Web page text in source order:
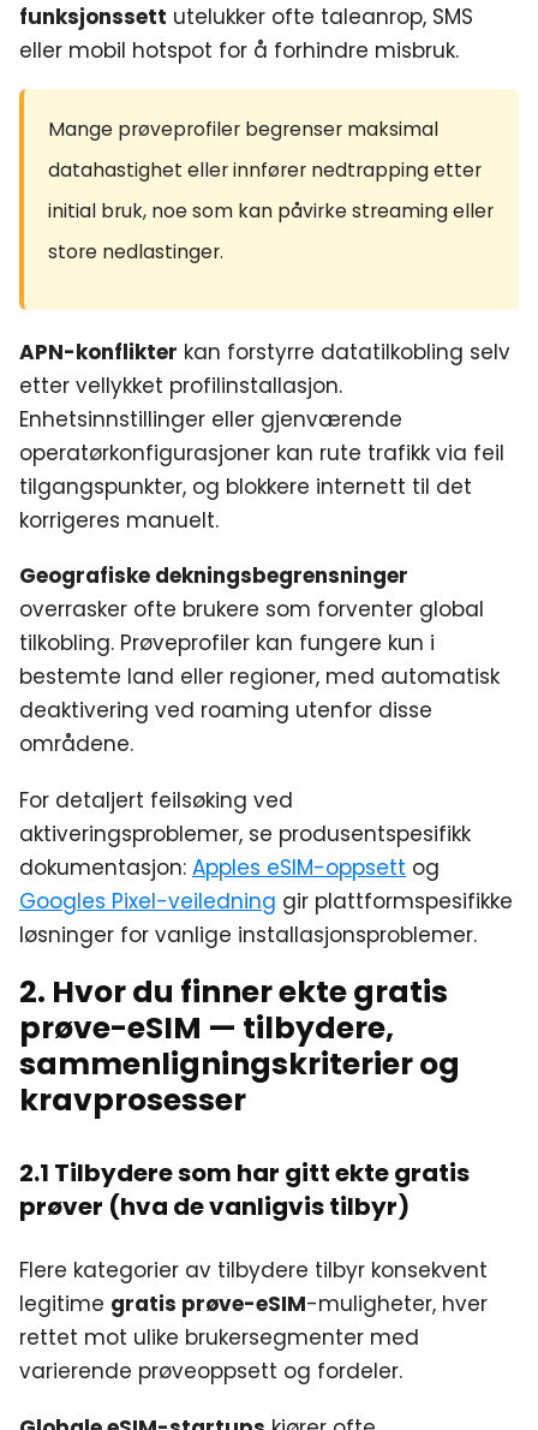
funksjonssett utelukker ofte taleanrop, SMS
eller mobil hotspot for å forhindre misbruk.
Mange prøveprofiler begrenser maksimal
datahastighet eller innfører nedtrapping etter
initial bruk, noe som kan påvirke streaming eller
store nedlastinger.
APN-konflikter kan forstyrre datatilkobling selv
etter vellykket profilinstallasjon.
Enhetsinnstillinger eller gjenværende
operatørkonfigurasjoner kan rute trafikk via feil
tilgangspunkter, og blokkere internett til det
korrigeres manuelt.
Geografiske dekningsbegrensninger
overrasker ofte brukere som forventer global
tilkobling. Prøveprofiler kan fungere kun i
bestemte land eller regioner, med automatisk
deaktivering ved roaming utenfor disse
områdene.
For detaljert feilsøking ved
aktiveringsproblemer, se produsentspesifikk
dokumentasjon: Apples eSIM-oppsett og
Googles Pixel-veiledning gir plattformspesifikke
løsninger for vanlige installasjonsproblemer.
2. Hvor du finner ekte gratis
prøve-eSIM — tilbydere,
sammenligningskriterier og
kravprosesser
2.1 Tilbydere som har gitt ekte gratis
prøver (hva de vanligvis tilbyr)
Flere kategorier av tilbydere tilbyr konsekvent
legitime gratis prøve-eSIM-muligheter, hver
rettet mot ulike brukersegmenter med
varierende prøveoppsett og fordeler.